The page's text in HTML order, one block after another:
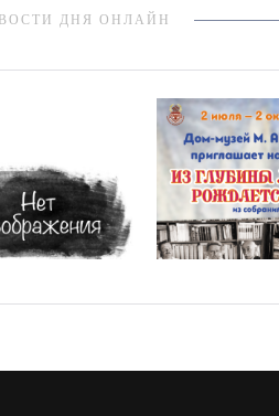
ДНЯ ОНЛАЙН